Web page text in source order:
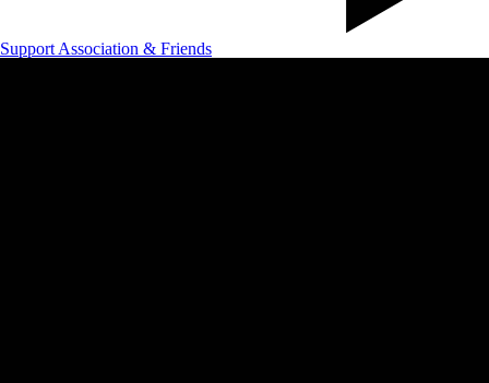
Support Association & Friends